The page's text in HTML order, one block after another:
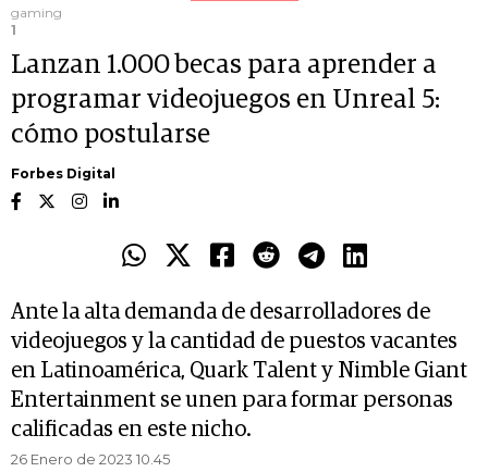
gaming
1
Lanzan 1.000 becas para aprender a
programar videojuegos en Unreal 5:
cómo postularse
Forbes Digital
Ante la alta demanda de desarrolladores de
videojuegos y la cantidad de puestos vacantes
en Latinoamérica, Quark Talent y Nimble Giant
Entertainment se unen para formar personas
calificadas en este nicho.
26 Enero de 2023 10.45